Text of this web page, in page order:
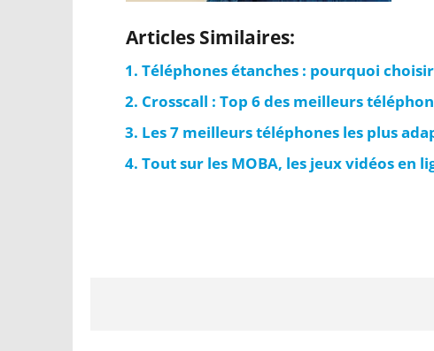
Articles Similaires:
Téléphones étanches : pourquoi
Crosscall : Top 6 des meilleurs
Les 7 meilleurs téléphones les plus
Tout sur les MOBA, les jeux vidéos en